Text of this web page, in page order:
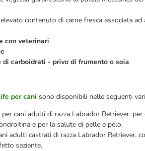
contenuto di carne fresca associata
con veterinari
carboidrati - privo di frumento o soia
per cani sono disponibili nelle seguenti
per cani adulti di razza Labrador Retriever,
e per la salute di pelle e pelo.
adulti castrati di razza Labrador Retriever,
saziante.